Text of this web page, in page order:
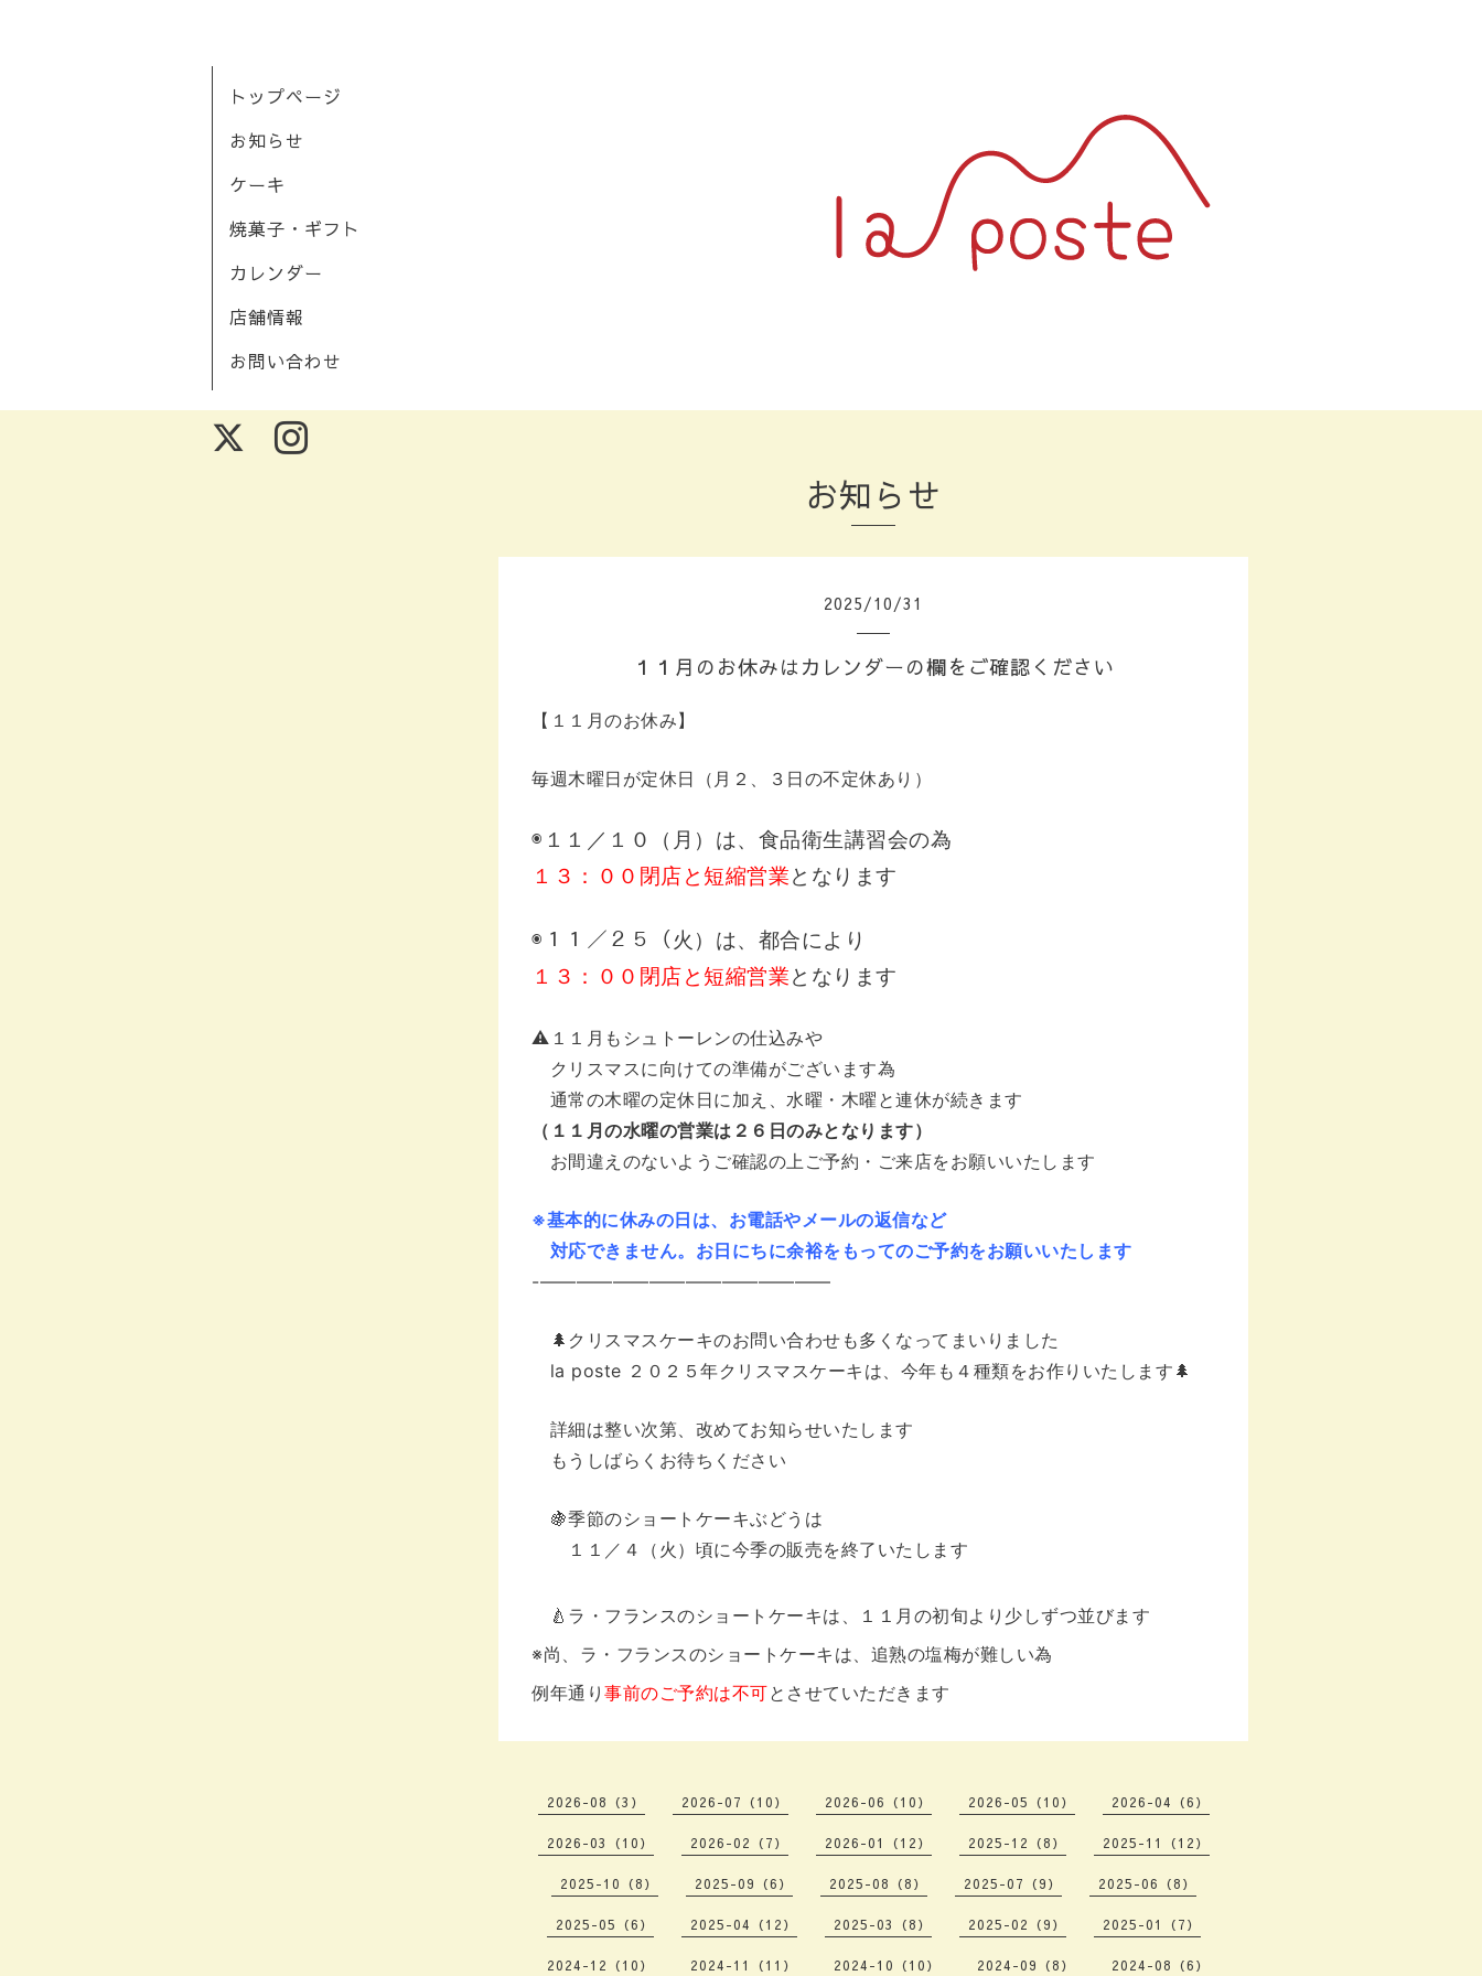
トップページ
お知らせ
ケーキ
焼菓子・ギフト
カレンダー
店舗情報
お問い合わせ
お知らせ
2025/10/31
１１月のお休みはカレンダーの欄をご確認ください
【１１月のお休み】
毎週木曜日が定休日（月２、３日の不定休あり）
◉１１／１０（月）は、食品衛生講習会の為
１３：００閉店と短縮営業となります
◉１１／２５（火）は、都合により
１３：００閉店と短縮営業となります
⚠️１１月もシュトーレンの仕込みや
クリスマスに向けての準備がございます為
通常の木曜の定休日に加え、 水曜・木曜と連休が続きます
（１１月の水曜の営業は２６日のみとなります）
お間違えのないようご確認の上 ご予約・ご来店をお願いいたします
※基本的に休みの日は、お電話やメールの返信など
対応できません。お日にちに余裕をもってのご予約をお願いいたします
-————————————————
🌲クリスマスケーキのお問い合わせも多くなってまいりました
la poste ２０２５年クリスマスケーキは、 今年も４種類をお作りいたします🌲
詳細は整い次第、改めてお知らせいたします
もうしばらくお待ちください
🍇季節のショートケーキぶどうは
１１／４（火）頃に今季の販売を終了いたします
🍐ラ・フランスのショートケーキは、
１１月の初旬より少しずつ並びます
※尚、ラ・フランスのショートケーキは、 追熟の塩梅が難しい為
例年通り 事前のご予約は不可とさせていただきます
2026-08（3） 2026-07（10） 2026-06（10） 2026-05（10） 2026-04（6）
2026-03（10） 2026-02（7） 2026-01（12） 2025-12（8） 2025-11（12）
2025-10（8） 2025-09（6） 2025-08（8） 2025-07（9） 2025-06（8）
2025-05（6） 2025-04（12） 2025-03（8） 2025-02（9） 2025-01（7）
2024-12（10） 2024-11（11） 2024-10（10） 2024-09（8） 2024-08（6）